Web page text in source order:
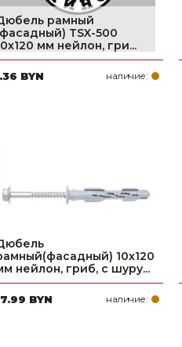
рамный
TSX-500
мм нейлон, гри...
BYN наличие:
10х120
нейлон, гриб, с шуру...
BYN наличие: